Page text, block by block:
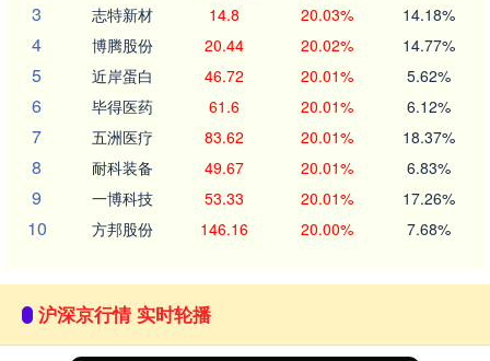
3 志特新材 14.8 20.03% 14.18%
4 博腾股份 20.44 20.02% 14.77%
5 近岸蛋白 46.72 20.01% 5.62%
6 毕得医药 61.6 20.01% 6.12%
7 五洲医疗 83.62 20.01% 18.37%
8 耐科装备 49.67 20.01% 6.83%
9 一博科技 53.33 20.01% 17.26%
10 方邦股份 146.16 20.00% 7.68%
沪深京行情 实时轮播